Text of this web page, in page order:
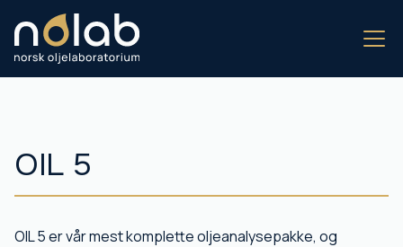
OIL 5
OIL 5 er vår mest komplette oljeanalysepakke, og